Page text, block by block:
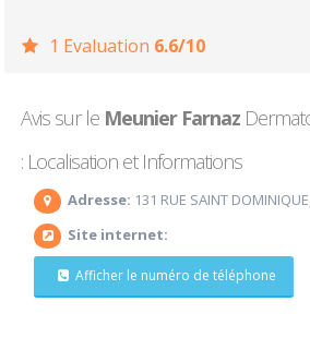
1 Evaluation 6.6/10
Avis sur le Meunier Farnaz
: Localisation et Informations
Adresse: 131 RUE SAINT
Site internet:
Afficher le numéro de téléphone